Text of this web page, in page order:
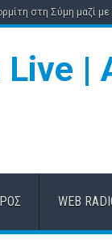
στη Σύμη μαζί
WEB